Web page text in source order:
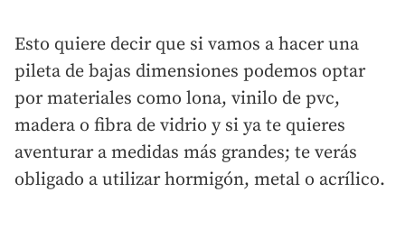
Esto quiere decir que si vamos a hacer una
pileta de bajas dimensiones podemos optar
por materiales como lona, vinilo de pvc,
madera o fibra de vidrio y si ya te quieres
aventurar a medidas más grandes; te verás
obligado a utilizar hormigón, metal o acrílico.